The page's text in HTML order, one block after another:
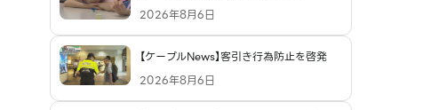
2026年8月6日
【ケーブルNews】客引き行為防止を啓発
2026年8月6日